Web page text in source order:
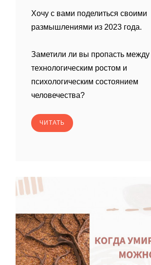
Хочу с вами поделиться своими
размышлениями из 2023 года.
Заметили ли вы пропасть между
технологическим ростом и
психологическим состоянием
человечества?
ЧИТАТЬ